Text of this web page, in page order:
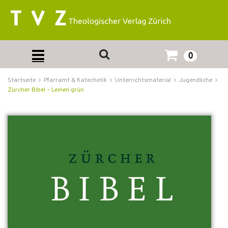
0
Startseite Pfarramt & Katechetik Unterrichtsmaterial
Jugendliche
Zürcher Bibel – Leinen grün